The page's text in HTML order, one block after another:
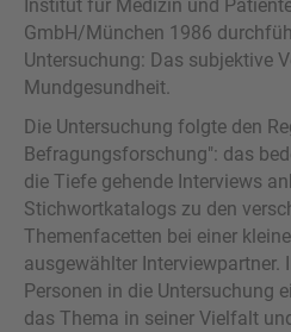
Institut für Medizin und
GmbH/München 1986
Untersuchung: Das subjektive
Mundgesundheit.
Die Untersuchung folgte den
Befragungsforschung": das
die Tiefe gehende Interviews
Stichwortkatalogs zu den
Themenfacetten bei einer
ausgewählter Interviewpartner.
Personen in die Untersuchung
das Thema in seiner Vielfalt